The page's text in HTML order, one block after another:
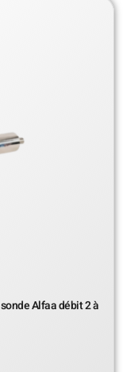
Alfaa débit 2 à